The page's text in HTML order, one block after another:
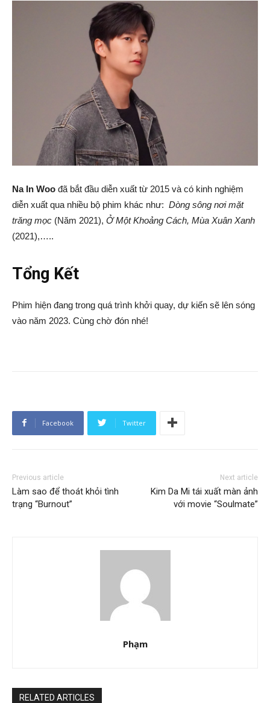
Na In Woo đã bắt đầu diễn xuất từ 2015 và có kinh nghiệm
diễn xuất qua nhiều bộ phim khác như: Dòng sông nơi mặt
trăng mọc (Năm 2021), Ở Một Khoảng Cách, Mùa Xuân Xanh
(2021),…..
Tổng Kết
Phim hiện đang trong quá trình khởi quay, dự kiến sẽ lên sóng
vào năm 2023. Cùng chờ đón nhé!
Facebook Twitter
Previous article
Làm sao để thoát khỏi tình
trạng “Burnout”
Next article
Kim Da Mi tái xuất màn ảnh
với movie “Soulmate”
Phạm
RELATED ARTICLES